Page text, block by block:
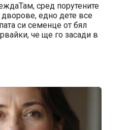
сред порутените
едно дете все
си семенце от бял
че ще го засади в